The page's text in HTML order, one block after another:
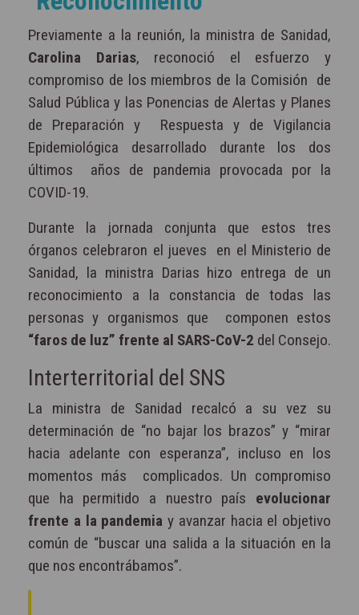
Previamente a la reunión, la ministra de Sanidad,
Carolina Darias, reconoció el esfuerzo y
compromiso de los miembros de la Comisión de
Salud Pública y las Ponencias de Alertas y Planes
de Preparación y
Respuesta y de Vigilancia
Epidemiológica desarrollado durante los dos
últimos
años de pandemia provocada por la
COVID-19.
Durante la jornada conjunta que estos tres
órganos celebraron el jueves
en el Ministerio de
Sanidad, la ministra Darias hizo entrega de un
reconocimiento a la constancia de todas las
personas y organismos que
componen estos
“faros de luz” frente al SARS-CoV-2 del Consejo.
Interterritorial del SNS
La ministra de Sanidad recalcó a su vez su
determinación de “no bajar los brazos” y “mirar
hacia adelante con esperanza”, incluso en los
momentos más
complicados. Un compromiso
que ha permitido a nuestro país evolucionar
frente a la pandemia y avanzar hacia el objetivo
común de “buscar una salida a la situación en la
que nos encontrábamos”.